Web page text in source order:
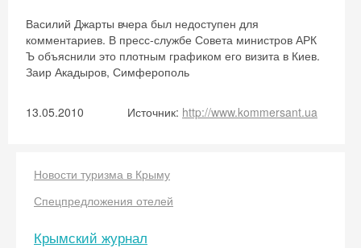
Василий Джарты вчера был недоступен для
комментариев. В пресс-службе Совета министров АРК
Ъ объяснили это плотным графиком его визита в Киев.
Заир Акадыров, Симферополь
13.05.2010 Источник: http://www.kommersant.ua
Новости туризма в Крыму
Спецпредложения отелей
Крымский журнал
Скидка −5%
Хочешь дешевле? Оставь почту и получи